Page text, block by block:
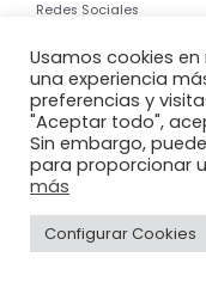
Redes Sociales
Usamos cookies
una experiencia
preferencias y
"Aceptar todo",
Sin embargo,
para proporcionar
más
Configurar Cookies